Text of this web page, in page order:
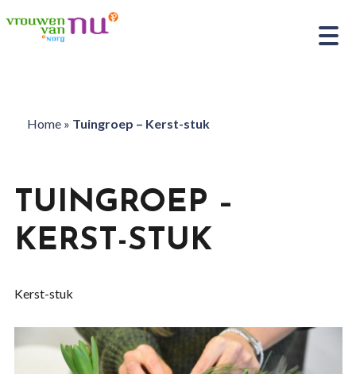
Home» Tuingroep – Kerst-stuk
TUINGROEP –
KERST-STUK
Kerst-stuk